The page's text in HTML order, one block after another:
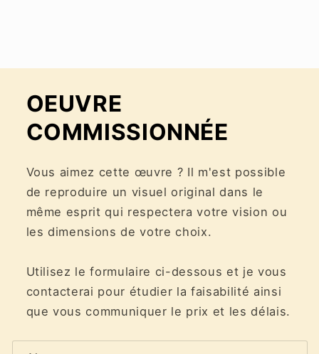
OEUVRE
COMMISSIONNÉE
Vous aimez cette œuvre ? Il m'est possible
de reproduire un visuel original dans le
même esprit qui respectera votre vision ou
les dimensions de votre choix.
Utilisez le formulaire ci-dessous et je vous
contacterai pour étudier la faisabilité ainsi
que vous communiquer le prix et les délais.